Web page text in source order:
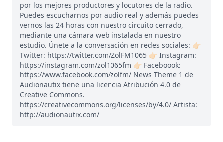
por los mejores productores y locutores de la radio.
Puedes escucharnos por audio real y además puedes
vernos las 24 horas con nuestro circuito cerrado,
mediante una cámara web instalada en nuestro
estudio. Únete a la conversación en redes sociales: 👉🏻
Twitter: https://twitter.com/ZolFM1065 👉🏻 Instagram:
https://instagram.com/zol1065fm 👉🏻 Faceboook:
https://www.facebook.com/zolfm/ News Theme 1 de
Audionautix tiene una licencia Atribución 4.0 de
Creative Commons.
https://creativecommons.org/licenses/by/4.0/ Artista:
http://audionautix.com/